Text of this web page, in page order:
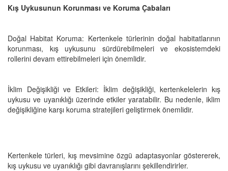
Kış Uykusunun Korunması ve Koruma Çabaları
Doğal Habitat Koruma: Kertenkele türlerinin doğal habitatlarının
korunması, kış uykusunu sürdürebilmeleri ve ekosistemdeki
rollerini devam ettirebilmeleri için önemlidir.
İklim Değişikliği ve Etkileri: İklim değişikliği, kertenkelelerin kış
uykusu ve uyanıklığı üzerinde etkiler yaratabilir. Bu nedenle, iklim
değişikliğine karşı koruma stratejileri geliştirmek önemlidir.
Kertenkele türleri, kış mevsimine özgü adaptasyonlar göstererek,
kış uykusu ve uyanıklığı gibi davranışlarını şekillendirirler.